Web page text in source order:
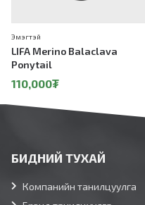
LIFA Merino Balaclava
Ponytail
Эмэгтэй
110,000₮
БИДНИЙ ТУХАЙ
Компанийн танилцуулга